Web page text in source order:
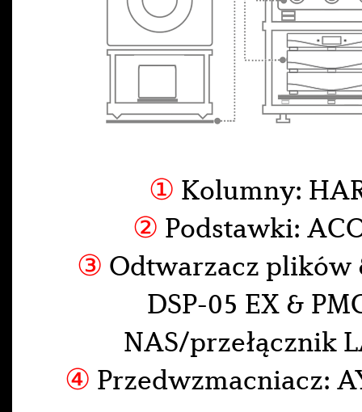
① Kolumny:
② Podstawki:
③ Odtwarzacz plików
DSP-05 EX &
NAS/przełącznik
④ Przedwzmacniacz: